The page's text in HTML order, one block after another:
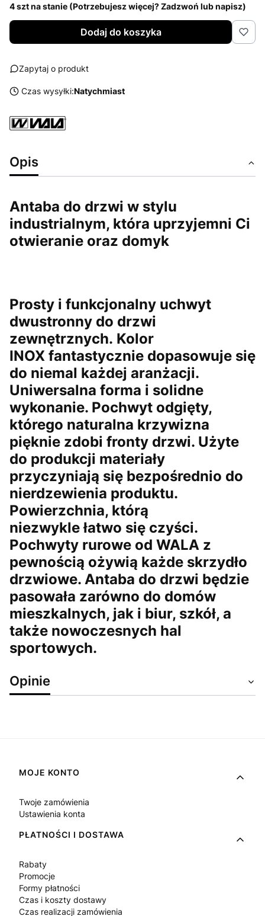
4 szt na stanie (Potrzebujesz więcej? Zadzwoń lub napisz)
Dodaj do koszyka
Zapytaj o produkt
Czas wysyłki:Natychmiast
Opis
Antaba do drzwi w stylu
industrialnym, która uprzyjemni Ci
otwieranie oraz domyk
Prosty i funkcjonalny uchwyt
dwustronny do drzwi
zewnętrznych. Kolor
INOX fantastycznie dopasowuje się
do niemal każdej aranżacji.
Uniwersalna forma i solidne
wykonanie. Pochwyt odgięty,
którego naturalna krzywizna
pięknie zdobi fronty drzwi. Użyte
do produkcji materiały
przyczyniają się bezpośrednio do
nierdzewienia produktu.
Powierzchnia, którą
niezwyklełatwo się czyści.
Pochwyty rurowe od WALA z
pewnością ożywią każde skrzydło
drzwiowe. Antaba do drzwi będzie
pasowała zarówno do domów
mieszkalnych, jak i biur, szkół, a
także nowoczesnych hal
sportowych.
Opinie
Linki w stopce
MOJE KONTO
Twoje zamówienia
Ustawienia konta
PŁATNOŚCI I DOSTAWA
Rabaty
Promocje
Formy płatności
Czas i koszty dostawy
Czas realizacji zamówienia